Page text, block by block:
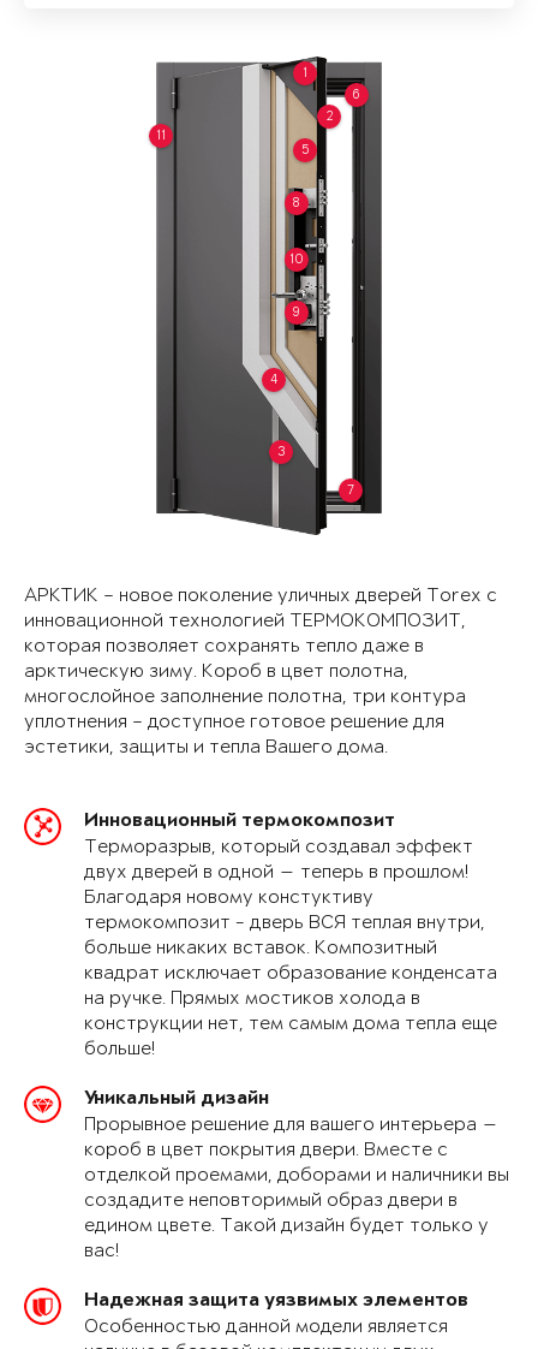
1
2
3
4
5
6
7
8
9
10
11
АРКТИК – новое поколение уличных дверей Torex с
инновационной технологией ТЕРМОКОМПОЗИТ,
которая позволяет сохранять тепло даже в
арктическую зиму. Короб в цвет полотна,
многослойное заполнение полотна, три контура
уплотнения – доступное готовое решение для
эстетики, защиты и тепла Вашего дома.
Инновационный термокомпозит
Терморазрыв, который создавал эффект
двух дверей в одной — теперь в прошлом!
Благодаря новому констуктиву
термокомпозит - дверь ВСЯ теплая внутри,
больше никаких вставок. Композитный
квадрат исключает образование конденсата
на ручке. Прямых мостиков холода в
конструкции нет, тем самым дома тепла еще
больше!
Уникальный дизайн
Прорывное решение для вашего интерьера —
короб в цвет покрытия двери. Вместе с
отделкой проемами, доборами и наличники вы
создадите неповторимый образ двери в
едином цвете. Такой дизайн будет только у
вас!
Надежная защита уязвимых элементов
Особенностью данной модели является